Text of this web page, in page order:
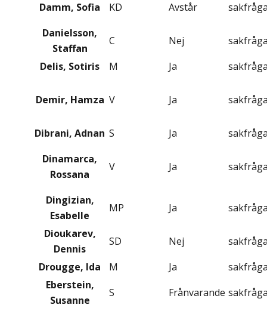
Damm, Sofia KD Avstår
Danielsson,
Staffan
C Nej
Delis, Sotiris
M Ja
Demir, Hamza V Ja
Dibrani, Adnan S Ja
Dinamarca,
Rossana
V Ja
Dingizian,
Esabelle
MP Ja
Dioukarev,
Dennis
SD Nej
Drougge, Ida
M Ja
Eberstein,
Susanne
S Frånvarande